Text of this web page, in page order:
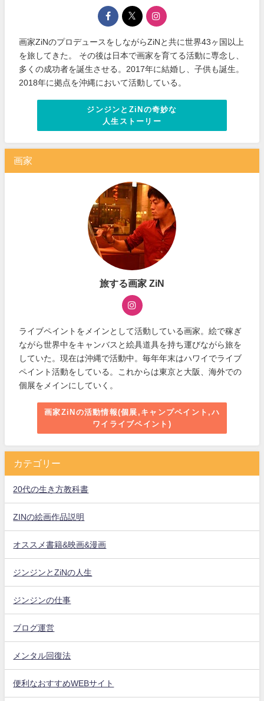
画家ZiNのプロデュースをしながらZiNと共に世界43ヶ国以上
を旅してきた。 その後は日本で画家を育てる活動に専念し、
多くの成功者を誕生させる。2017年に結婚し、子供も誕生。
2018年に拠点を沖縄において活動している。
ジンジンとZiNの奇妙な
人生ストーリー
画家
旅する画家 ZiN
ライブペイントをメインとして活動している画家。絵で稼ぎ
ながら世界中をキャンバスと絵具道具を持ち運びながら旅を
していた。現在は沖縄で活動中。毎年年末はハワイでライブ
ペイント活動をしている。これからは東京と大阪、海外での
個展をメインにしていく。
画家ZiNの活動情報(個展,キャンプペイント,ハ
ワイライブペイント)
カテゴリー
20代の生き方教科書
ZINの絵画作品説明
オススメ書籍&映画&漫画
ジンジンとZiNの人生
ジンジンの仕事
ブログ運営
メンタル回復法
便利なおすすめWEBサイト